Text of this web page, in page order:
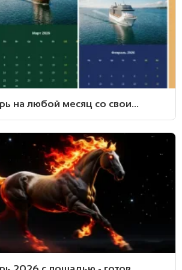
на любой месяц со свои...